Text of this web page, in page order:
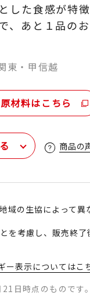
した食感が特
、あと１品の
東・甲信越
材料はこちら
商品の
域の生協によって
を考慮し、販売終
ー表示についてはこ
日時点のものです。